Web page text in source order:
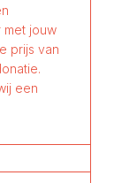
met jouw
prijs van
een